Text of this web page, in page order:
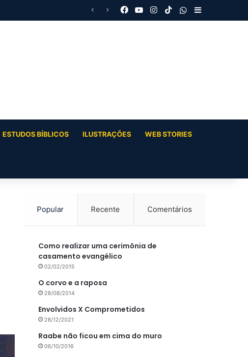
Facebook
YouTubeInstagram
TikTokWhatsApp
Barra Lateral
ESTUDOS BÍBLICOS ILUSTRAÇÕES WEB STORIES
Popular Recente Comentários
Como realizar uma cerimônia de
casamento evangélico
02/02/2015
O corvo e a raposa
28/08/2014
Envolvidos X Comprometidos
28/12/2021
Raabe não ficou em cima do muro
06/10/2016